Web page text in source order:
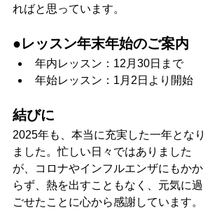
ればと思っています。
●レッスン年末年始のご案内
年内レッスン：12月30日まで
年始レッスン：1月2日より開始
結びに
2025年も、本当に充実した一年となり
ました。忙しい日々ではありました
が、コロナやインフルエンザにもかか
らず、熱を出すこともなく、元気に過
ごせたことに心から感謝しています。